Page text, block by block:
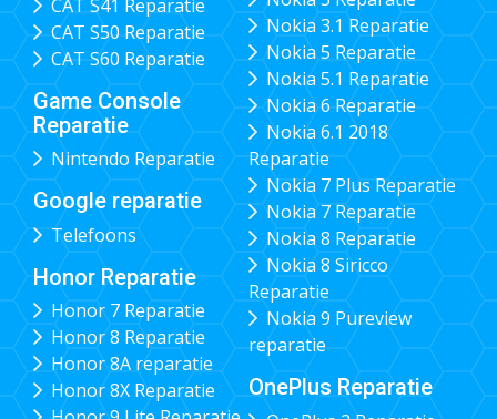
CAT S41 Reparatie
CAT S50 Reparatie
CAT S60 Reparatie
Game Console
Reparatie
Nintendo Reparatie
Google reparatie
Telefoons
Honor Reparatie
Honor 7 Reparatie
Honor 8 Reparatie
Honor 8A reparatie
Honor 8X Reparatie
Nokia 3.1 Reparatie
Nokia 5 Reparatie
Nokia 5.1 Reparatie
Nokia 6 Reparatie
Nokia 6.1 2018
Reparatie
Nokia 7 Plus Reparatie
Nokia 7 Reparatie
Nokia 8 Reparatie
Nokia 8 Siricco
Reparatie
Nokia 9 Pureview
reparatie
OnePlus Reparatie